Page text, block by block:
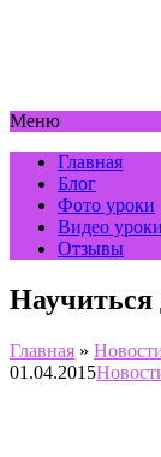
Меню
Главная
Блог
Фото уроки
Видео уроки
Отзывы
Научиться
Главная »
01.04.2015